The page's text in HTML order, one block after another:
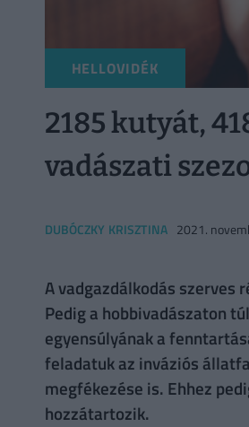
HELLOVIDÉK
2185 kutyát,
vadászati
DUBÓCZKY KRISZTINA 2021.
A vadgazdálkodás szerves
Pedig a hobbivadászaton
egyensúlyának a
feladatuk az inváziós
megfékezése is. Ehhez
hozzátartozik.